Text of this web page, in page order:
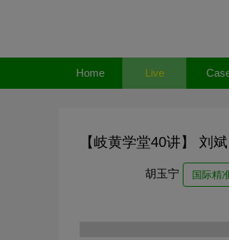
Home Live
【岐黄学堂40讲】 刘
胡玉宁 国际精